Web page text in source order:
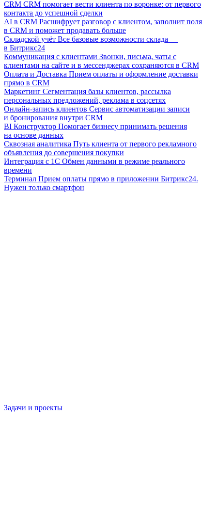
CRM CRM помогает вести клиента по воронке: от первого
контакта до успешной сделки
AI в CRM Расшифрует разговор с клиентом, заполнит поля
в CRM и поможет продавать больше
Складской учёт Все базовые возможности склада —
в Битрикс24
Коммуникация с клиентами Звонки, письма, чаты с
клиентами на сайте и в мессенджерах сохраняются в CRM
Оплата и Доставка Прием оплаты и оформление доставки
прямо в CRM
Маркетинг Сегментация базы клиентов, рассылка
персональных предложений, реклама в соцсетях
Онлайн-запись клиентов Сервис автоматизации записи
и бронирования внутри CRM
BI Конструктор Помогает бизнесу принимать решения
на основе данных
Сквозная аналитика Путь клиента от первого рекламного
объявления до совершения покупки
Интеграция с 1С Обмен данными в режиме реального
времени
Терминал Прием оплаты прямо в приложении Битрикс24.
Нужен только смартфон
Задачи и проекты